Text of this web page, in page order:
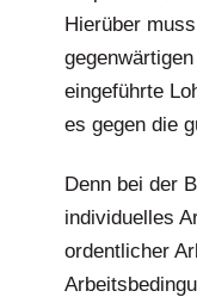
Hierüber
eingeführte
es gegen die
Denn bei der
individuelles
ordentlicher